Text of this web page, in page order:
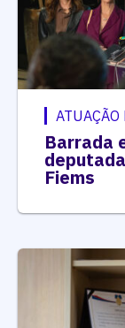
ATUAÇÃO
Barrada
Fiems